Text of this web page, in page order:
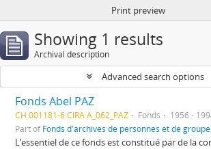
Print preview
Showing 1 results
Archival description
Advanced search options
Fonds Abel PAZ
CH 001181-6 CIRA A_062_PAZ Fonds
1956 -
Part ofFonds d'archives de personnes et de
L’essentiel de ce fonds est constitué par de la